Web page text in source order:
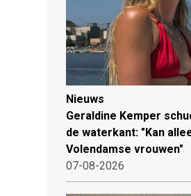
Nieuws
Geraldine Kemper
de waterkant: "Kan
Volendamse vrouwen"
07-08-2026